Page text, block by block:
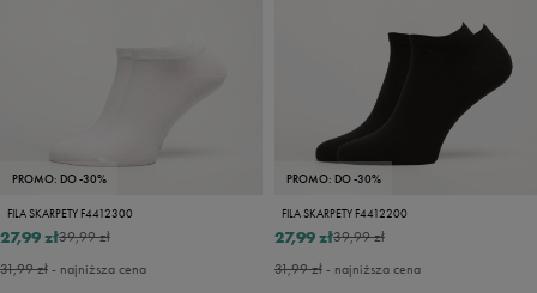
PROMO: DO -30%
FILA SKARPETY F4412300
39,99 zł
27,99 zł
31,99 zł- najniższa cena
PROMO: DO -30%
FILA SKARPETY F4412200
39,99 zł
27,99 zł
31,99 zł- najniższa cena